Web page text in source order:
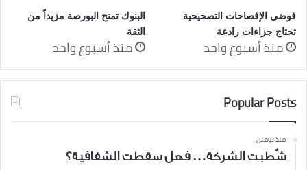
فوضى الإفصاحات التصحيحية
تحتاج جزاءات رادعة
منذ أسبوع واحد
البنوك تمنح البورصة مزيداً من
الثقة
منذ أسبوع واحد
Popular Posts
منذ يومين
شُطبت الشركة… فهل سقطت الشفافية؟